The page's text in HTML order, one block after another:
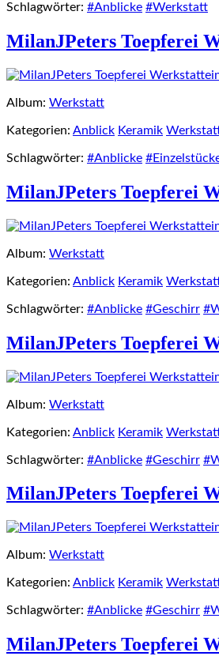
Schlagwörter: #Anblicke #Werkstatt
MilanJPeters Toepferei
Album: Werkstatt
Kategorien: Anblick Keramik
Schlagwörter: #Anblicke
MilanJPeters Toepferei
Album: Werkstatt
Kategorien: Anblick Keramik
Schlagwörter: #Anblicke #Geschirr
MilanJPeters Toepferei
Album: Werkstatt
Kategorien: Anblick Keramik
Schlagwörter: #Anblicke #Geschirr
MilanJPeters Toepferei
Album: Werkstatt
Kategorien: Anblick Keramik
Schlagwörter: #Anblicke #Geschirr
MilanJPeters Toepferei